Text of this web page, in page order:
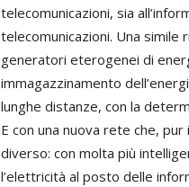
telecomunicazioni, sia
telecomunicazioni. Una simile
generatori eterogenei di
immagazzinamento
lunghe distanze, con la
E con una nuova rete che,
diverso: con molta più
l’elettricità al posto delle